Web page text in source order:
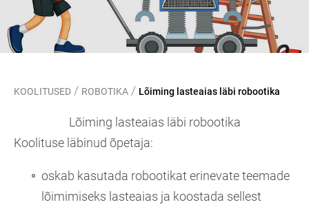
KOOLITUSED / ROBOTIKA / Lõiming lasteaias läbi robootika
Lõiming lasteaias läbi robootika
Koolituse läbinud õpetaja:
oskab kasutada robootikat erinevate teemade
lõimimiseks lasteaias ja koostada sellest